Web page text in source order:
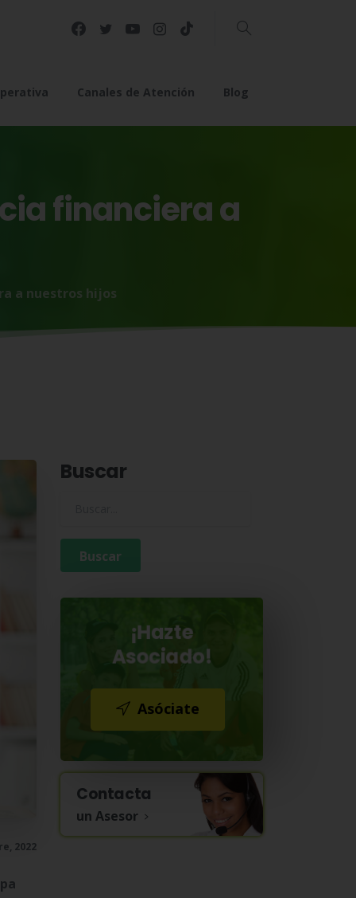
Buscar
Canales de Atención Blog
financieraa
a nuestros hijos
2022
Buscar
¡Hazte
Asociado!
Asóciate
Contacta
un Asesor